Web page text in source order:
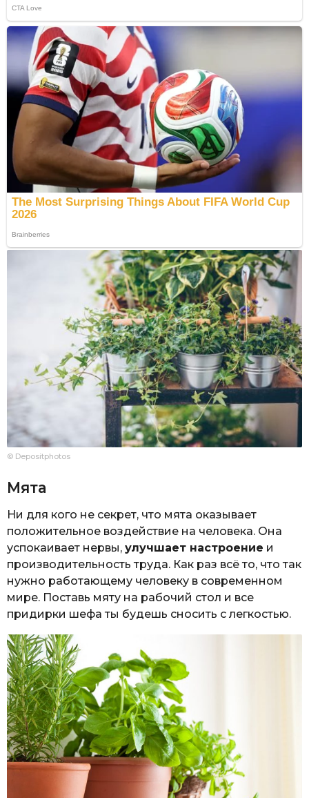
© Depositphotos
Мята
Ни для кого не секрет, что мята оказывает
положительное воздействие на человека. Она
успокаивает нервы, улучшает настроение и
производительность труда. Как раз всё то, что так
нужно работающему человеку в современном
мире. Поставь мяту на рабочий стол и все
придирки шефа ты будешь сносить с легкостью.